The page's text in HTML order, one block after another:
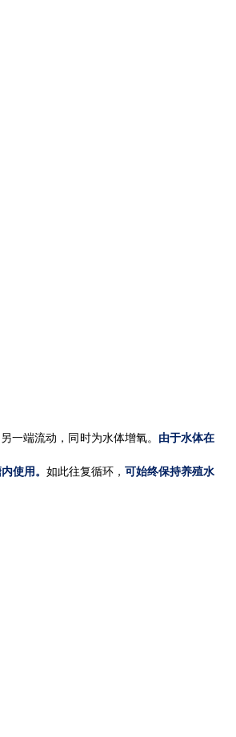
一端流动，同时为水体增氧。 由于水体在
使用。 如此往复循环， 可始终保持养殖水